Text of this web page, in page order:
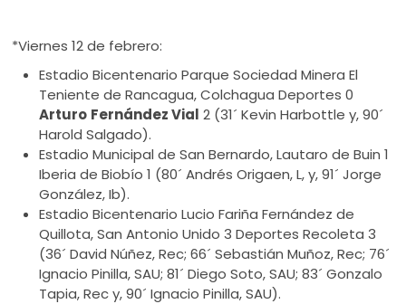
*Viernes 12 de febrero:
Estadio Bicentenario Parque Sociedad Minera El
Teniente de Rancagua, Colchagua Deportes 0
Arturo Fernández Vial 2 (31´ Kevin Harbottle y, 90´
Harold Salgado).
Estadio Municipal de San Bernardo, Lautaro de Buin 1
Iberia de Biobío 1 (80´ Andrés Origaen, L, y, 91´ Jorge
González, Ib).
Estadio Bicentenario Lucio Fariña Fernández de
Quillota, San Antonio Unido 3 Deportes Recoleta 3
(36´ David Núñez, Rec; 66´ Sebastián Muñoz, Rec; 76´
Ignacio Pinilla, SAU; 81´ Diego Soto, SAU; 83´ Gonzalo
Tapia, Rec y, 90´ Ignacio Pinilla, SAU).